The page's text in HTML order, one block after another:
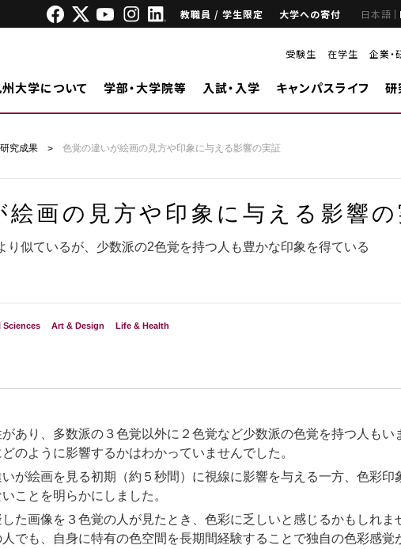
教職員 / 学生限定 大学への寄付 日本語
受験生 在学生 企業・
大学について 学部・大学院等 入試・入学 キャンパスライフ 研
研究成果 色覚の違いが絵画の見方や印象に与える影響の実証
絵画の見方や印象に与える影響の
り似ているが、少数派の2色覚を持つ人も豊かな印象を得ている
Sciences Art & Design Life & Health
あり、多数派の３色覚以外に２色覚など少数派の色覚を持つ人もい
のように影響するかはわかっていませんでした。
が絵画を見る初期（約５秒間）に視線に影響を与える一方、色彩印
ことを明らかにしました。
た画像を３色覚の人が見たとき、色彩に乏しいと感じるかもしれま
でも、自身に特有の色空間を長期間経験することで独自の色彩感覚